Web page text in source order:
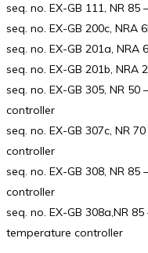
seq. no. EX-GB 111, NR 85
seq. no. EX-GB 200c, NRA
seq. no. EX-GB 201a, NRA
seq. no. EX-GB 201b, NRA
seq. no. EX-GB 305, NR 50
controller
seq. no. EX-GB 307c, NR
controller
seq. no. EX-GB 308, NR 85
controller
seq. no. EX-GB 308a,NR 85
temperature controller